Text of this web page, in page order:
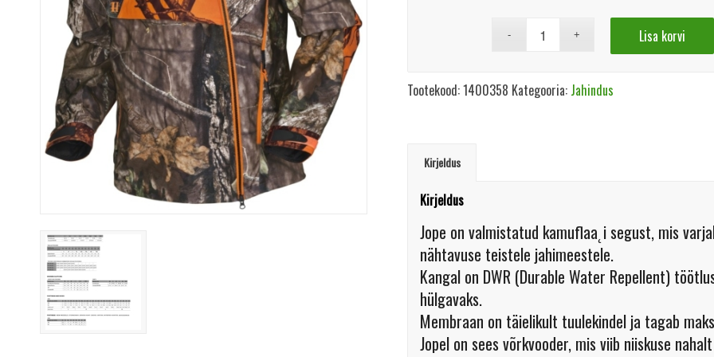
Lisa korvi
Tootekood:1400358 Kategooria: Jahindus
Kirjeldus
Kirjeldus
Jope on valmistatud kamuflaa˛i segust, mis
nähtavuse teistele jahimeestele.
Kangal on DWR (Durable Water Repellent)
hülgavaks.
Membraan on täielikult tuulekindel ja tagab
Jopel on sees võrkvooder, mis viib niiskuse